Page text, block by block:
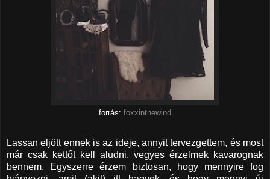
forrás: foxxinthewind
Lassan eljött ennek is az ideje, annyit tervezgettem, és most
már csak kettőt kell aludni, vegyes érzelmek kavarognak
bennem. Egyszerre érzem biztosan, hogy mennyire fog